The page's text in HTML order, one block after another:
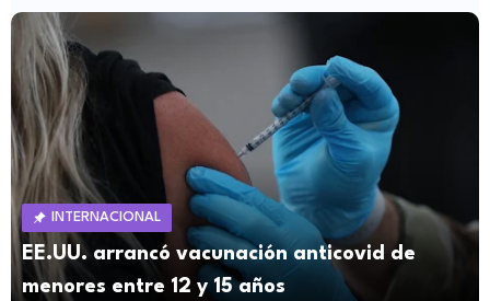
INTERNACIONAL
EE.UU. arrancó vacunación anticovid de
menores entre 12 y 15 años